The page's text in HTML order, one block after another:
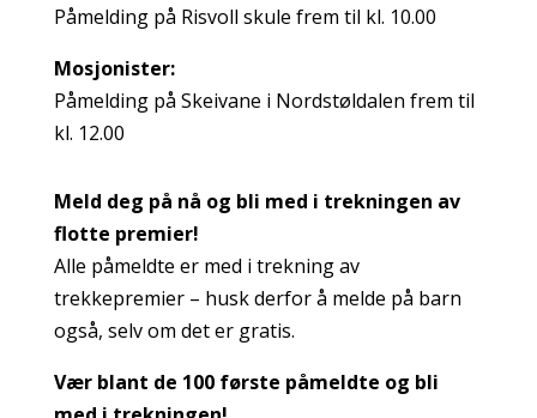
Påmelding på Risvoll skule frem til kl. 10.00
Mosjonister:
Påmelding på Skeivane i Nordstøldalen frem til
kl. 12.00
Meld deg på nå og bli med i trekningen av
flotte premier!
Alle påmeldte er med i trekning av
trekkepremier – husk derfor å melde på barn
også, selv om det er gratis.
Vær blant de 100 første påmeldte og bli